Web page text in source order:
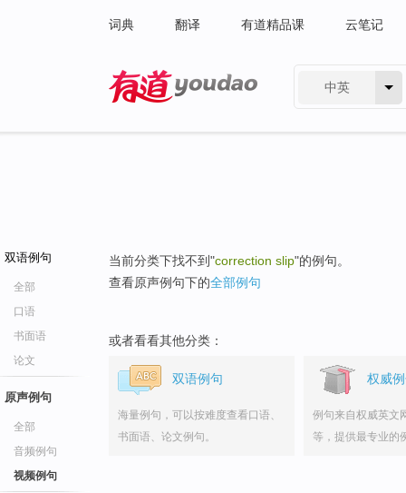
词典 翻译 有道精品课 云笔记
中英
双语例句
全部
口语
书面语
论文
原声例句
全部
音频例句
视频例句
当前分类下找不到"correction slip"的例句。
查看原声例句下的全部例句
或者看看其他分类：
双语例句
海量例句，可以按难度查看口语、
书面语、论文例句。
权威
例句来自权威英文
等，提供最专业的